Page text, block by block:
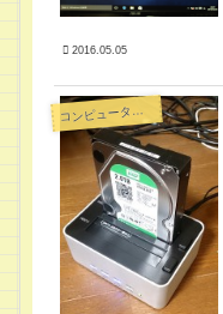
2016.05.05
コ ンピュータ周辺機器